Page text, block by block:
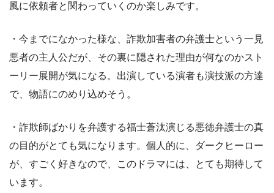
風に依頼者と関わっていくのか楽しみです。
・今までになかった様な、詐欺加害者の弁護士という一見
悪者の主人公だが、その裏に隠された理由が何なのかスト
ーリー展開が気になる。出演している演者も演技派の方達
で、物語にのめり込めそう。
・詐欺師ばかりを弁護する福士蒼汰演じる悪徳弁護士の真
の目的がとても気になります。個人的に、ダークヒーロー
が、すごく好きなので、このドラマには、とても期待して
います。